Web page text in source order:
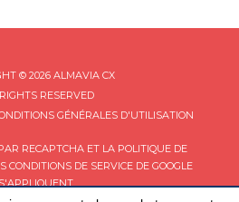
© 2026 ALMAVIA CX
RESERVED
GÉNÉRALES D'UTILISATION
RECAPTCHA ET LA POLITIQUE DE
CONDITIONS DE SERVICEDE GOOGLE